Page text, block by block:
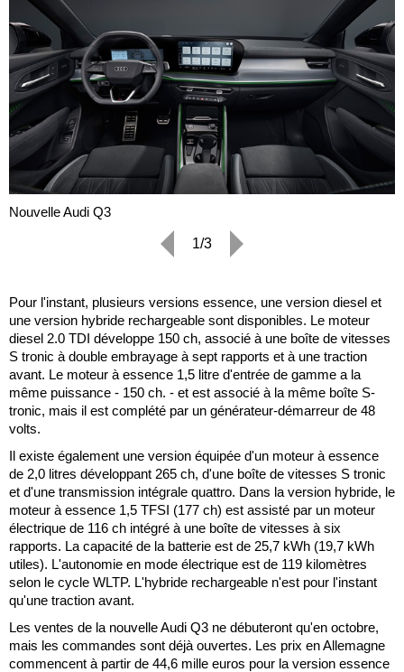
Nouvelle Audi Q3
1/3
Pour l'instant, plusieurs versions essence, une version diesel et
une version hybride rechargeable sont disponibles. Le moteur
diesel 2.0 TDI développe 150 ch, associé à une boîte de vitesses
S tronic à double embrayage à sept rapports et à une traction
avant. Le moteur à essence 1,5 litre d'entrée de gamme a la
même puissance - 150 ch. - et est associé à la même boîte S-
tronic, mais il est complété par un générateur-démarreur de 48
volts.
Il existe également une version équipée d'un moteur à essence
de 2,0 litres développant 265 ch, d'une boîte de vitesses S tronic
et d'une transmission intégrale quattro. Dans la version hybride, le
moteur à essence 1,5 TFSI (177 ch) est assisté par un moteur
électrique de 116 ch intégré à une boîte de vitesses à six
rapports. La capacité de la batterie est de 25,7 kWh (19,7 kWh
utiles). L'autonomie en mode électrique est de 119 kilomètres
selon le cycle WLTP. L'hybride rechargeable n'est pour l'instant
qu'une traction avant.
Les ventes de la nouvelle Audi Q3 ne débuteront qu'en octobre,
mais les commandes sont déjà ouvertes. Les prix en Allemagne
commencent à partir de 44,6 mille euros pour la version essence